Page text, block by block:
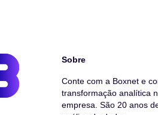
Sobre
Conte com a Boxnet e
transformação analítica
empresa. São 20 anos